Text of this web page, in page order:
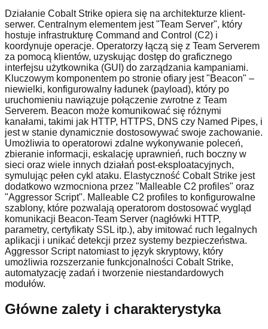
Działanie Cobalt Strike opiera się na architekturze klient-
serwer. Centralnym elementem jest "Team Server", który
hostuje infrastrukturę Command and Control (C2) i
koordynuje operacje. Operatorzy łączą się z Team Serverem
za pomocą klientów, uzyskując dostęp do graficznego
interfejsu użytkownika (GUI) do zarządzania kampaniami.
Kluczowym komponentem po stronie ofiary jest "Beacon" –
niewielki, konfigurowalny ładunek (payload), który po
uruchomieniu nawiązuje połączenie zwrotne z Team
Serverem. Beacon może komunikować się różnymi
kanałami, takimi jak HTTP, HTTPS, DNS czy Named Pipes, i
jest w stanie dynamicznie dostosowywać swoje zachowanie.
Umożliwia to operatorowi zdalne wykonywanie poleceń,
zbieranie informacji, eskalację uprawnień, ruch boczny w
sieci oraz wiele innych działań post-eksploatacyjnych,
symulując pełen cykl ataku. Elastyczność Cobalt Strike jest
dodatkowo wzmocniona przez "Malleable C2 profiles" oraz
"Aggressor Script". Malleable C2 profiles to konfigurowalne
szablony, które pozwalają operatorom dostosować wygląd
komunikacji Beacon-Team Server (nagłówki HTTP,
parametry, certyfikaty SSL itp.), aby imitować ruch legalnych
aplikacji i unikać detekcji przez systemy bezpieczeństwa.
Aggressor Script natomiast to język skryptowy, który
umożliwia rozszerzanie funkcjonalności Cobalt Strike,
automatyzację zadań i tworzenie niestandardowych
modułów.
Główne zalety i charakterystyka